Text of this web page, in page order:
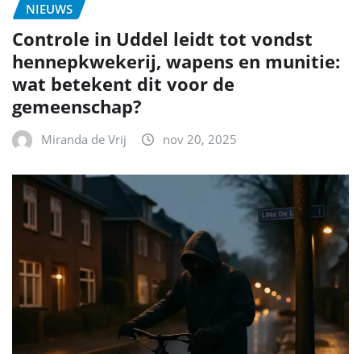
NIEUWS
Controle in Uddel leidt tot vondst
hennepkwekerij, wapens en munitie:
wat betekent dit voor de
gemeenschap?
Miranda de Vrij nov 20, 2025